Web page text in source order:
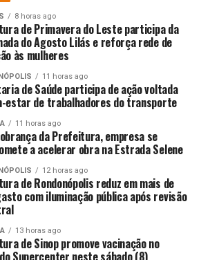
A alteração, prevista na LC
pela Sefaz-MT, diminui a
econômica no cálculo,
intensidade cidades de maior
como Cuiabá.
a nova metodologia ampliou
Para 2025, a composição
pela Sefaz e está dividida da
10%; coeficiente social, 11%;
familiar, 2%; unidades de
indígenas, 3%; tributos próprios,
populosos).
8 horas ago
de Primavera do Leste participa da
do Agosto Lilás e reforça rede de
às mulheres
11 horas ago
de Saúde participa de ação voltada
estar de trabalhadores do transporte
11 horas ago
da Prefeitura, empresa se
a acelerar obra na Estrada Selene
12 horas ago
de Rondonópolis reduz em mais de
com iluminação pública após revisão
13 horas ago
de Sinop promove vacinação no
Supercenter neste sábado (8)